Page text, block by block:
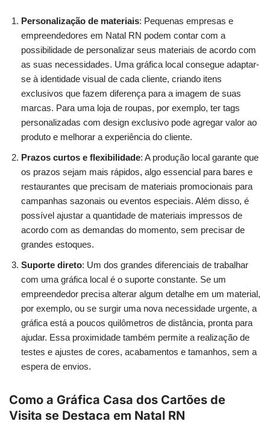
Personalização de materiais: Pequenas empresas e
empreendedores em Natal RN podem contar com a
possibilidade de personalizar seus materiais de acordo com
as suas necessidades. Uma gráfica local consegue adaptar-
se à identidade visual de cada cliente, criando itens
exclusivos que fazem diferença para a imagem de suas
marcas. Para uma loja de roupas, por exemplo, ter tags
personalizadas com design exclusivo pode agregar valor ao
produto e melhorar a experiência do cliente.
Prazos curtos e flexibilidade: A produção local garante que
os prazos sejam mais rápidos, algo essencial para bares e
restaurantes que precisam de materiais promocionais para
campanhas sazonais ou eventos especiais. Além disso, é
possível ajustar a quantidade de materiais impressos de
acordo com as demandas do momento, sem precisar de
grandes estoques.
Suporte direto: Um dos grandes diferenciais de trabalhar
com uma gráfica local é o suporte constante. Se um
empreendedor precisa alterar algum detalhe em um material,
por exemplo, ou se surgir uma nova necessidade urgente, a
gráfica está a poucos quilômetros de distância, pronta para
ajudar. Essa proximidade também permite a realização de
testes e ajustes de cores, acabamentos e tamanhos, sem a
espera de envios.
Como a Gráfica Casa dos Cartões de
Visita se Destaca em Natal RN